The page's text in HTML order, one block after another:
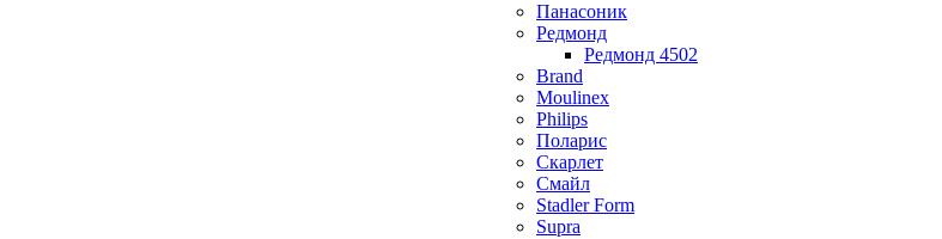
Панасоник
Редмонд
Редмонд 4502
Brand
Moulinex
Philips
Поларис
Скарлет
Смайл
Stadler Form
Supra